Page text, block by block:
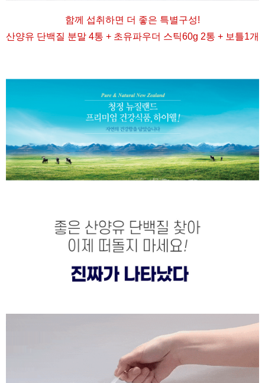
함께 섭취하면 더 좋은 특별구성!
산양유 단백질 분말 4통 + 초유파우더 스틱60g 2통 + 보틀1개